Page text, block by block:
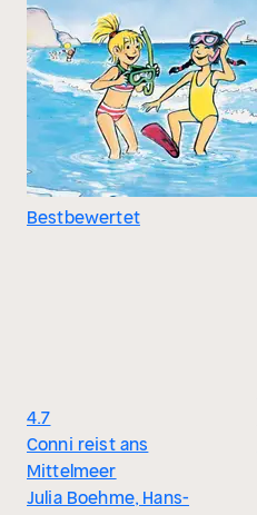
Bestbewertet
4.7
Conni reist ans
Mittelmeer
Julia Boehme, Hans-